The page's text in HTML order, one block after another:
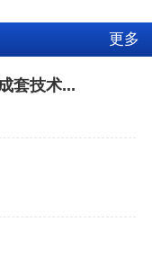
更多
套技术...